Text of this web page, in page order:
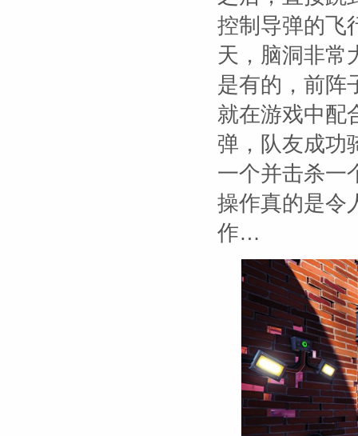
控制导弹的飞
天，脑洞非常
是有的，前阵
就在游戏中配
弹，队友成功
一个并击杀一
操作真的是令
作…